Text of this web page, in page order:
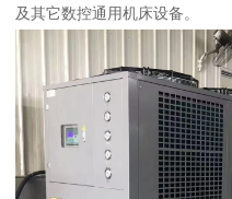
及其它数控通用机床设备。